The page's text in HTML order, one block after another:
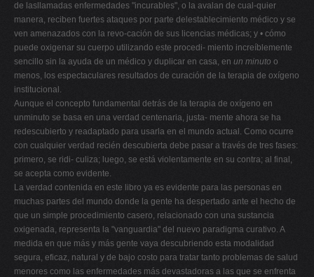
de lasllamadas enfermedades "incurables", o la avalan de cual-quier
manera, reciben fuertes ataques por parte delestablecimiento médico y se
ven amenazados con la revo-cación de sus licencias médicas; y • cómo
puede oxigenar su cuerpo utilizando este procedi- miento increíblemente
sencillo sin la ayuda de un médico y duplicar en casa, en un minuto o
menos, los espectaculares resultados de curación de la terapia de oxígeno
institucional.
Aunque el concepto fundamental detrás de la terapia de oxígeno en
unminuto se basa en una verdad centenaria, justa- mente ahora se ha
redescubierto y readaptado para usarla en el mundo actual. Como ocurre
con cualquier verdad recién descubierta debe pasar a través de tres fases:
primero, se ridi- culiza; luego, se está violentamente en su contra; al final,
se acepta como evidente.
La verdad contenida en este libro ya es evidente para las personas en
muchas partes del mundo donde la gente ha despertado ante el hecho de
que un simple procedimiento casero, relacionado con una sustancia
oxigenada, representa la "vanguardia" del nuevo paradigma curativo. A
medida en que más y más gente vaya descubriendo esta modalidad
segura, eficaz, natural y de bajo costo para tratar tanto problemas de salud
menores como las enfermedades más devastadoras a las que se enfrenta